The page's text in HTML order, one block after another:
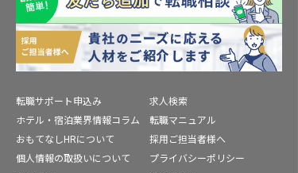
転職サポート申込み
求人検索
ホテル・宿泊業界情報コラム
転職マニュアル
おもてなしHRについて
採用ご担当者様へ
個人情報の取扱いについて
プライバシーポリシー